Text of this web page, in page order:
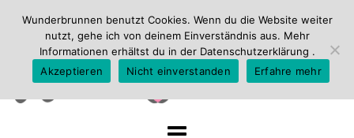
Wunderbrunnen benutzt Cookies. Wenn du die Website weiter
nutzt, gehe ich von deinem Einverständnis aus. Mehr
Informationen erhältst du in der Datenschutzerklärung .
Akzeptieren
Nicht einverstanden Erfahre mehr